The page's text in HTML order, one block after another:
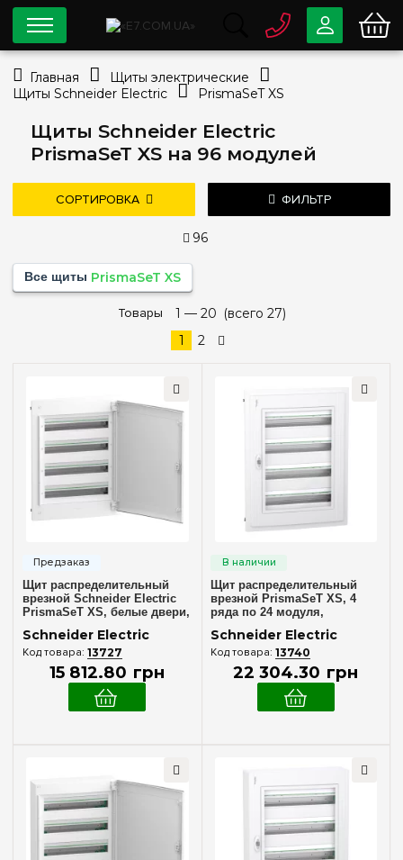
Щиты Schneider Electric
PrismaSeT XS на 96 модулей
СОРТИРОВКА ФИЛЬТР
—
Внутренний (в нишу)
Количество модулей
13(+14)
18 (+14)
26(+8)
36(+7)
39
48(+21)
52(+8)
120
144(+28)
168(+22)
В комплекте(4)
Материал корпуса
96
Все щиты PrismaSeT XS
дороже
новые поступления
Товары 1 — 20 (всего 27)
1
2
Щит распределительный
врезной Schneider Electric
PrismaSeT XS, белые двери,
LVSXN424
Schneider Electric
13727
15 812.80 грн
Щит распределительный
врезной PrismaSeT XS, 4
ряда по 24 модуля,
Schneider Electric LVSXP424
Schneider Electric
13740
22 304.30 грн
0 800 33-63-07
info@e7.com.ua
044334-79-78
Viber Telegram
Главная
Щиты электрические
Щиты Schneider Electric
PrismaSeT XS